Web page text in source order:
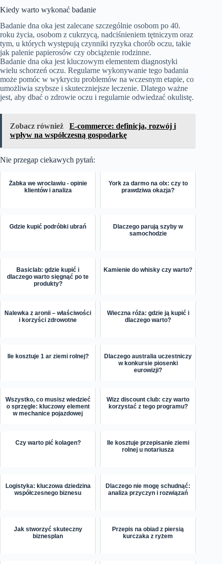
Kiedy warto wykonać badanie
Badanie dna oka jest zalecane szczególnie osobom po 40.
roku życia, osobom z cukrzycą, nadciśnieniem tętniczym oraz
tym, u których występują czynniki ryzyka chorób oczu, takie
jak palenie papierosów czy obciążenie rodzinne.
Badanie dna oka jest kluczowym elementem diagnostyki
wielu schorzeń oczu. Regularne wykonywanie tego badania
może pomóc w wykryciu problemów na wczesnym etapie, co
umożliwia szybsze i skuteczniejsze leczenie. Dlatego ważne
jest, aby dbać o zdrowie oczu i regularnie odwiedzać okulistę.
Zobacz również
E-commerce: definicja, rozwój i
wpływ na współczesną gospodarkę
Nie przegap ciekawych pytań:
Żabka we wrocławiu - opinie
klientów i analiza
York za darmo na olx: czy to
prawdziwa okazja?
Gdzie kupić podróbki ubrań
Dlaczego parują szyby w
samochodzie
Basiclab: gdzie kupić i
dlaczego warto sięgnąć po te
produkty?
Kamienie do whisky czy warto?
Nalewka z aronii – właściwości
i korzyści zdrowotne
Wieczna róża: gdzie ją kupić i
dlaczego warto?
Ile kosztuje 1 ar ziemi rolnej?
Dlaczego australia uczestniczy
w konkursie piosenki
eurowizji?
Wszystko, co musisz wiedzieć
o sprzęgle: kluczowy element
w mechanice pojazdowej
Wizz discount club: czy warto
korzystać z tego programu?
Czy warto pić kolagen?
Ile kosztuje przepisanie ziemi
rolnej u notariusza
Logistyka: kluczowa dziedzina
współczesnego biznesu
Dlaczego nie mogę schudnąć:
analiza przyczyn i rozwiązań
Jak stworzyć skuteczny
biznesplan
Przepis na obiad z piersią
kurczaka z ryżem